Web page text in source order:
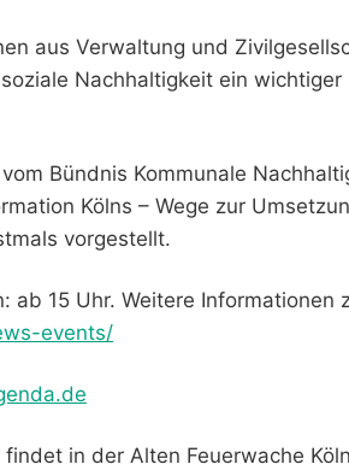
aus Verwaltung und
Nachhaltigkeit ein wichtiger
Bündnis Kommunale
Kölns – Wege zur
vorgestellt.
ab 15 Uhr. Weitere Informationen
events/
in der Alten Feuerwache